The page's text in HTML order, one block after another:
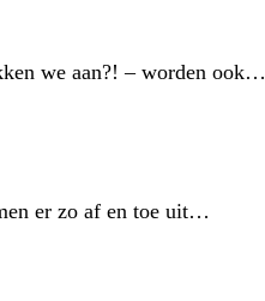
we aan?! – worden ook…
er zo af en toe uit…